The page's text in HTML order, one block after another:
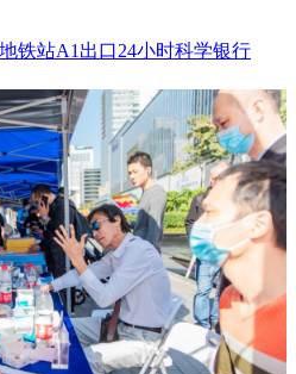
铁站A1出口24小时科学银行